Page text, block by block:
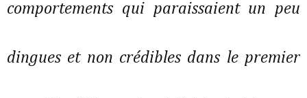
comportements qui paraissaient un peu
dingues et non crédibles dans le premier